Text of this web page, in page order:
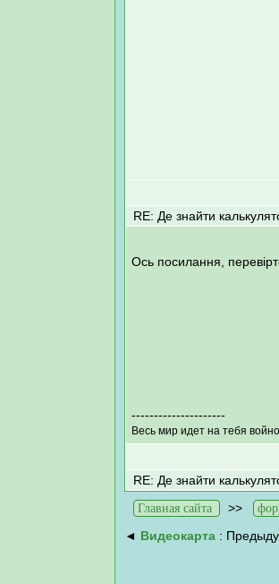
RE: Де знайти
Ось посилання,
---------------------
Весь мир идет на тебя
RE: Де знайти
Главная сайта >>
◄ Видеокарта :